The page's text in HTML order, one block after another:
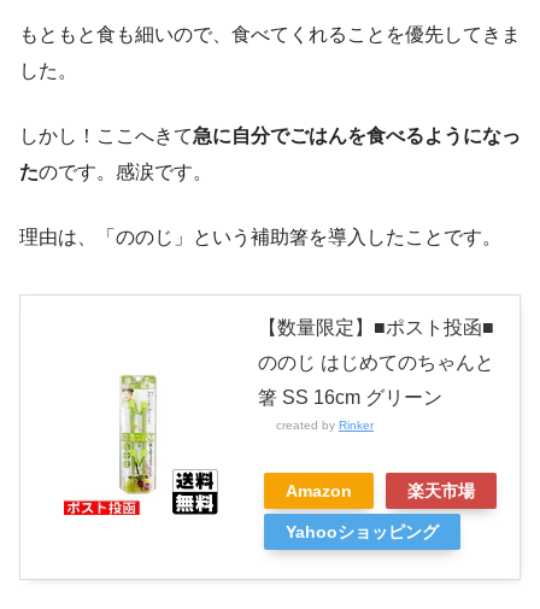
もともと食も細いので、食べてくれることを優先してきま
した。
しかし！ここへきて急に自分でごはんを食べるようになっ
たのです。感涙です。
理由は、「ののじ」という補助箸を導入したことです。
【数量限定】■ポスト投函■
ののじ はじめてのちゃんと
箸 SS 16cm グリーン
created by Rinker
Amazon 楽天市場
Yahooショッピング